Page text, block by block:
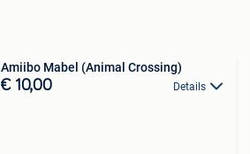
Amiibo Mabel (Animal Crossing)
€ 10,00 Details